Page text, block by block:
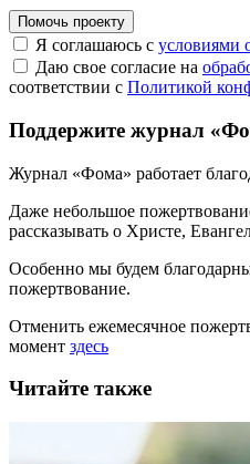
Помочь проекту
Я соглашаюсь с условиями
Даю свое согласие на
соответствии с Политикой
Поддержите журнал
Журнал «Фома» работает
Даже небольшое
рассказывать о Христе,
Особенно мы будем
пожертвование.
Отменить ежемесячное
момент здесь
Читайте также